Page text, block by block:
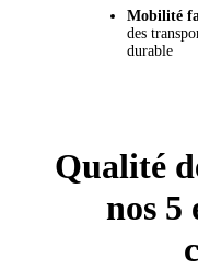
Mobilité
des
durable
Qualité
nos 5